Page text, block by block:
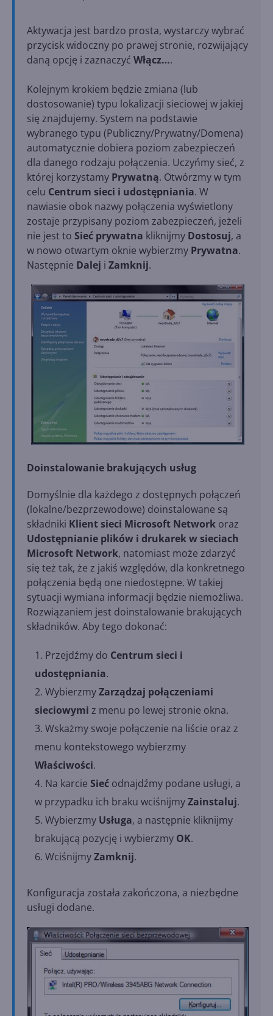
Aktywacja jest bardzo prosta, wystarczy wybrać
przycisk widoczny po prawej stronie, rozwijający
daną opcję i zaznaczyć Włącz….
Kolejnym krokiem będzie zmiana (lub
dostosowanie) typu lokalizacji sieciowej w jakiej
się znajdujemy. System na podstawie
wybranego typu (Publiczny/Prywatny/Domena)
automatycznie dobiera poziom zabezpieczeń
dla danego rodzaju połączenia. Uczyńmy sieć, z
której korzystamy Prywatną. Otwórzmy w tym
celu Centrum sieci i udostępniania. W
nawiasie obok nazwy połączenia wyświetlony
zostaje przypisany poziom zabezpieczeń, jeżeli
nie jest to Sieć prywatna kliknijmy Dostosuj, a
w nowo otwartym oknie wybierzmy Prywatna.
Następnie Dalej i Zamknij.
Doinstalowanie brakujących usług
Domyślnie dla każdego z dostępnych połączeń
(lokalne/bezprzewodowe) doinstalowane są
składniki Klient sieci Microsoft Network oraz
Udostępnianie plików i drukarek w sieciach
Microsoft Network, natomiast może zdarzyć
się też tak, że z jakiś względów, dla konkretnego
połączenia będą one niedostępne. W takiej
sytuacji wymiana informacji będzie niemożliwa.
Rozwiązaniem jest doinstalowanie brakujących
składników. Aby tego dokonać:
Przejdźmy do Centrum sieci i
udostępniania.
WybierzmyZarządzaj połączeniami
sieciowymi z menu po lewej stronie okna.
Wskażmy swoje połączenie na liście oraz z
menu kontekstowego wybierzmy
Właściwości.
Na karcie Sieć odnajdźmy podane usługi, a
w przypadku ich braku wciśnijmyZainstaluj.
Wybierzmy Usługa, a następnie kliknijmy
brakującą pozycję i wybierzmy OK.
WciśnijmyZamknij.
Konfiguracja została zakończona, a niezbędne
usługi dodane.